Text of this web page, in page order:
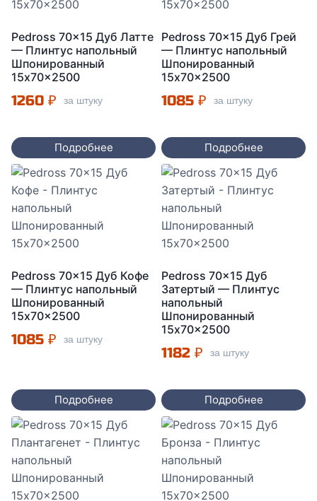
Pedross 70×15 Дуб Латте
— Плинтус напольный
Шпонированный
15x70x2500
1260 ₽ за штуку
Подробнее
Pedross 70×15 Дуб Грей
— Плинтус напольный
Шпонированный
15x70x2500
1085 ₽ за штуку
Подробнее
Pedross 70×15 Дуб Кофе
— Плинтус напольный
Шпонированный
15x70x2500
1085 ₽ за штуку
Подробнее
Pedross 70×15 Дуб
Затертый — Плинтус
напольный
Шпонированный
15x70x2500
1182 ₽ за штуку
Подробнее